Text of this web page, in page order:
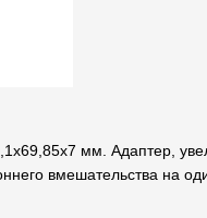
мм. Адаптер,
вмешательства на